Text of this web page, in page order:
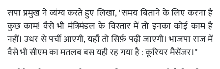
सपा प्रमुख ने व्यंग्य करते हुए लिखा, ''समय बिताने के लिए करना है
कुछ काम! वैसे भी मंत्रिमंडल के विस्तार में तो इनका कोई काम है
नहीं। उधर से पर्ची आएगी, यहाँ तो सिर्फ़ पढ़ी जाएगी। भाजपा राज में
वैसे भी सीएम का मतलब बस यही रह गया है : कूरियर मैसेंजर।''